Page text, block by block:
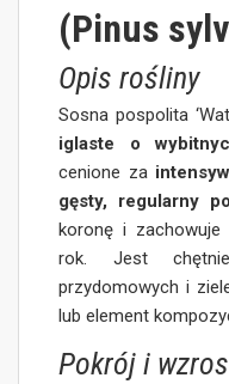
(Pinus
Opis rośliny
Sosna pospolita
iglaste o
cenione za
gęsty, regularny
koronę i zachowuje
rok. Jest
przydomowych i
lub element
Pokrój i